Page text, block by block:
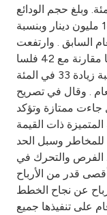
Branch & ATM
Germany
Malaysia
Turkey
Egypt
UK
الماضي وبنسبة 17 في المئة. وبلغ حجم الودائع
للنصف الأول 2.785 مليار دينار بزيادة 146 مليون دينار وبنسبة
السابق . وارتفعت
ربحية السهم للنصف الأول إلى 56 فلسا مقارنة مع 42 فلسا
للفترة نفسها من العام الماضي بنسبة زيادة 33 في المئة
. وقال في تصريح
ممتازة وتؤكد
ذات القيمة
للمخاطر وسبل الحد
الفرص والتحرك في
قدر من الأرباح
عن نجاح الخطط
على تنفيذها جميع